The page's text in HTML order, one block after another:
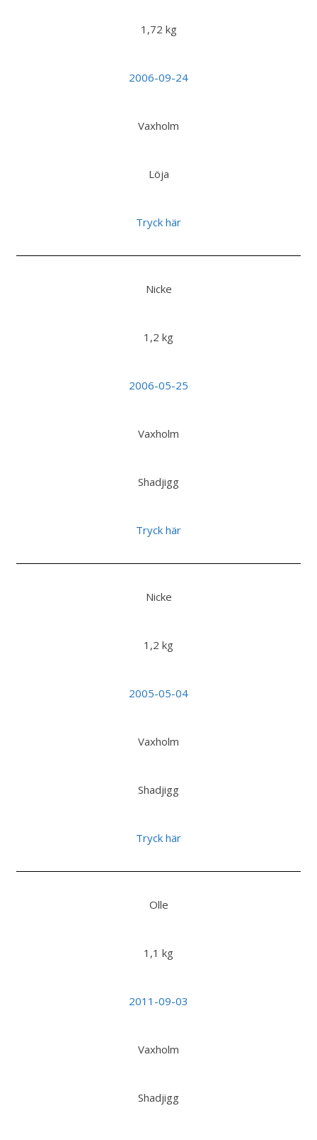
1,72 kg
2006-09-24
Vaxholm
Löja
Tryck här
Nicke
1,2 kg
2006-05-25
Vaxholm
Shadjigg
Tryck här
Nicke
1,2 kg
2005-05-04
Vaxholm
Shadjigg
Tryck här
Olle
1,1 kg
2011-09-03
Vaxholm
Shadjigg